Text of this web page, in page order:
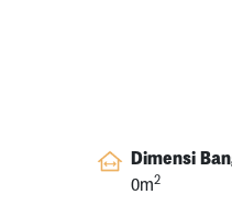
Dimensi
0m2